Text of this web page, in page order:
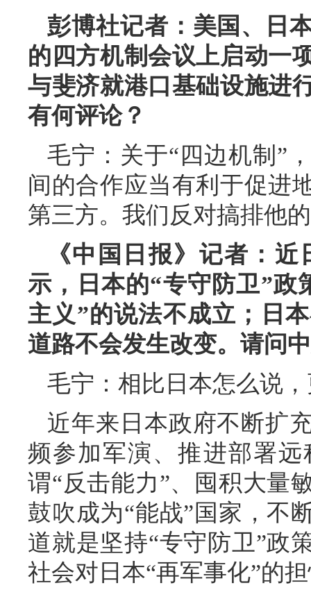
彭博社记者：美国、日
的四方机制会议上启动一
与斐济就港口基础设施进
有何评论？
毛宁：关于“四边机制”
间的合作应当有利于促进
第三方。我们反对搞排他
《中国日报》记者：
示，日本的“专守防卫”政
主义”的说法不成立；日
道路不会发生改变。请问
毛宁：相比日本怎么说
近年来日本政府不断扩
频参加军演、推进部署
谓“反击能力”、囤积大量
鼓吹成为“能战”国家，不
道就是坚持“专守防卫”政
社会对日本“再军事化”的